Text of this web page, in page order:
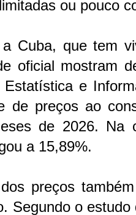
ou pouco
Cuba, que tem
oficial mostram
Estatística e
de preços ao
de 2026. Na
a 15,89%.
preços
Segundo o